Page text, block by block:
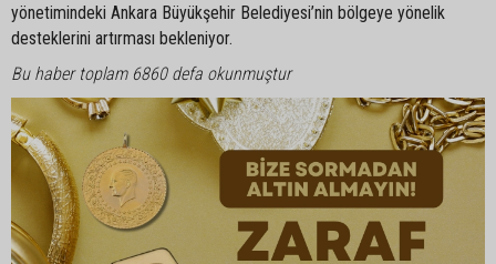
yönetimindeki Ankara Büyükşehir Belediyesi’nin bölgeye yönelik
desteklerini artırması bekleniyor.
Bu haber toplam 6860 defa okunmuştur